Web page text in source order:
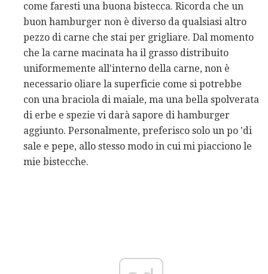
come faresti una buona bistecca. Ricorda che un
buon hamburger non è diverso da qualsiasi altro
pezzo di carne che stai per grigliare. Dal momento
che la carne macinata ha il grasso distribuito
uniformemente all'interno della carne, non è
necessario oliare la superficie come si potrebbe
con una braciola di maiale, ma una bella spolverata
di erbe e spezie vi darà sapore di hamburger
aggiunto. Personalmente, preferisco solo un po 'di
sale e pepe, allo stesso modo in cui mi piacciono le
mie bistecche.